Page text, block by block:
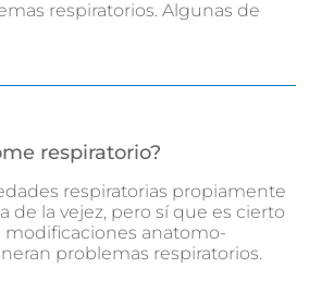
respiratorios. Algunas de
respiratorio?
respiratorias propiamente
de la vejez, pero sí que es cierto
modificaciones anatomo-
problemas respiratorios.